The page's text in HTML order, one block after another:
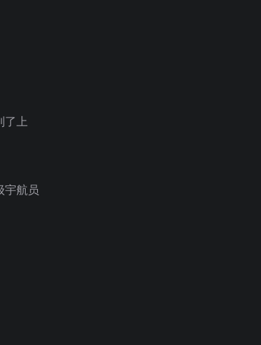
了上
宇航员